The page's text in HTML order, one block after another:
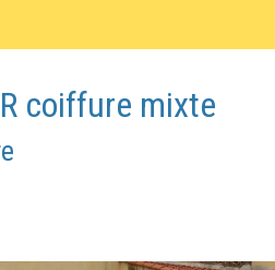
coiffure mixte